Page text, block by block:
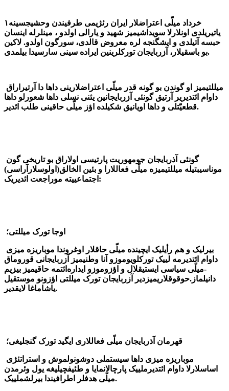
۱خرداد میلّی اعتراضلار ایران رئژیمی طرفیندن وحشیجسینه
یاتیریلدی اونلارلا سویداشیمیز شهید و یارالی اولدو ، مینلرله اینسان
حبسه آتیلدی و ایشگنجه لره معروض قالدی، سورگون اولدو. لاکین
بو باسقیلار، آزربایجان تورکلرینین ایراده سینی سارسیدا بیلمدی.
داوام ائتدیریر آرتیق گونئی آزربایجانین یئنی نسلی داها شعورلو داها
قطعیّتلی و داها اویانیق شکیلده اؤز میلّی حاقینی طلب ائدیر.
موناسیبتیله میللتیمیزه میلّی فعاللارا و بئین الخالق(اولوسلارآراسی)
اجتماعییته موراجعت ائدیریک:
اوجا تورک میللتی؛
داوام ائتدیرمه لییک تورکلویوموزو آنا وطنیمیز آزربایجانی قوروماق
-میلّی سیاسی ایستیقلال و اؤزوموزو ایداره‌ائتمه حاقیمیز بیزیم
دانیلماز.حوقوقلاریمیزدیر آزربایجان تورک میللتی اؤزونو موستقیل
یاشاماغا لایقدیر.
قهرمان آذربایجان میلّی فعاللاری ایگید تورک گنجلیغی؛
اساسلارلا داوام ائتدیرملییک پارچالانمایا و طئیفچیلیغه یول وئرمدن
میلّی هدفلر اطرافیندا بیرلشملییک.